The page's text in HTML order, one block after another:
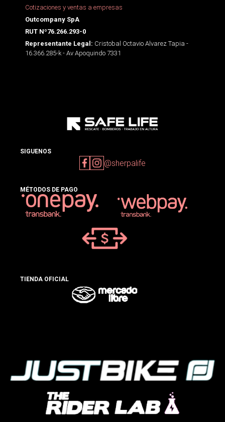
Cotizaciones y ventas a empresas
Outcompany SpA
RUT Nº76.266.293-0
Representante Legal: Cristobal Octavio Alvarez Tapia -
16.366.285-k - Av Apoquindo 7331
SIGUENOS
@sherpalife
MÉTODOS DE PAGO
TIENDA OFICIAL